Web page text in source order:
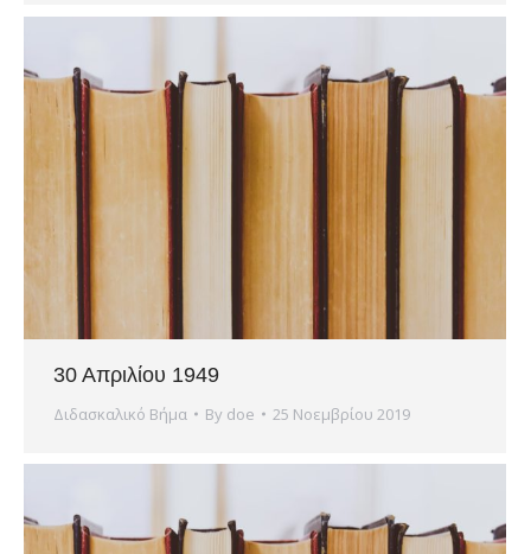
30 Απριλίου 1949
Διδασκαλικό Βήμα By doe 25 Νοεμβρίου 2019